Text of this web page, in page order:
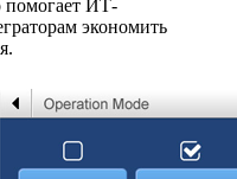
помогает ИТ-
экономить